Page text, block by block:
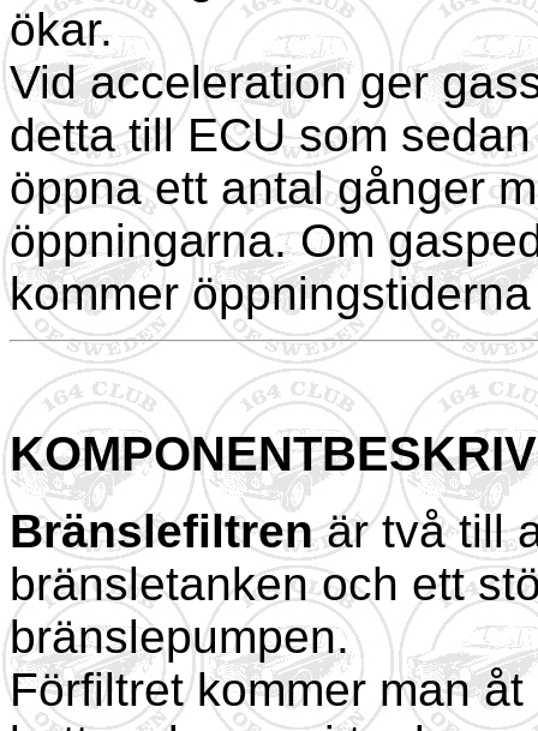
ökar.
Vid acceleration ger
detta till ECU som
öppna ett antal gånger
öppningarna. Om
kommer
Bränslefiltrenär två till
bränsletanken och ett
bränslepumpen.
Förfiltret kommer man